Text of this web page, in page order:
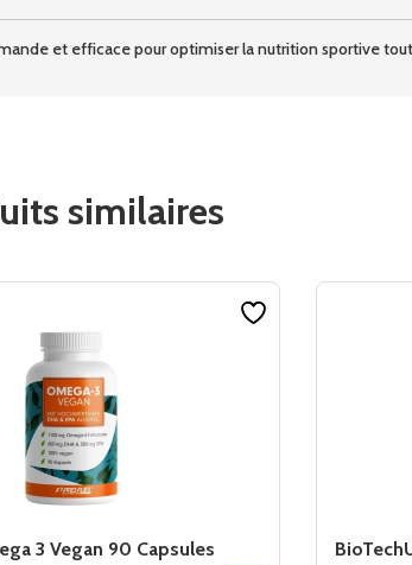
et efficace pour optimiser la nutrition sportive
similaires
3 Vegan 90 Capsules